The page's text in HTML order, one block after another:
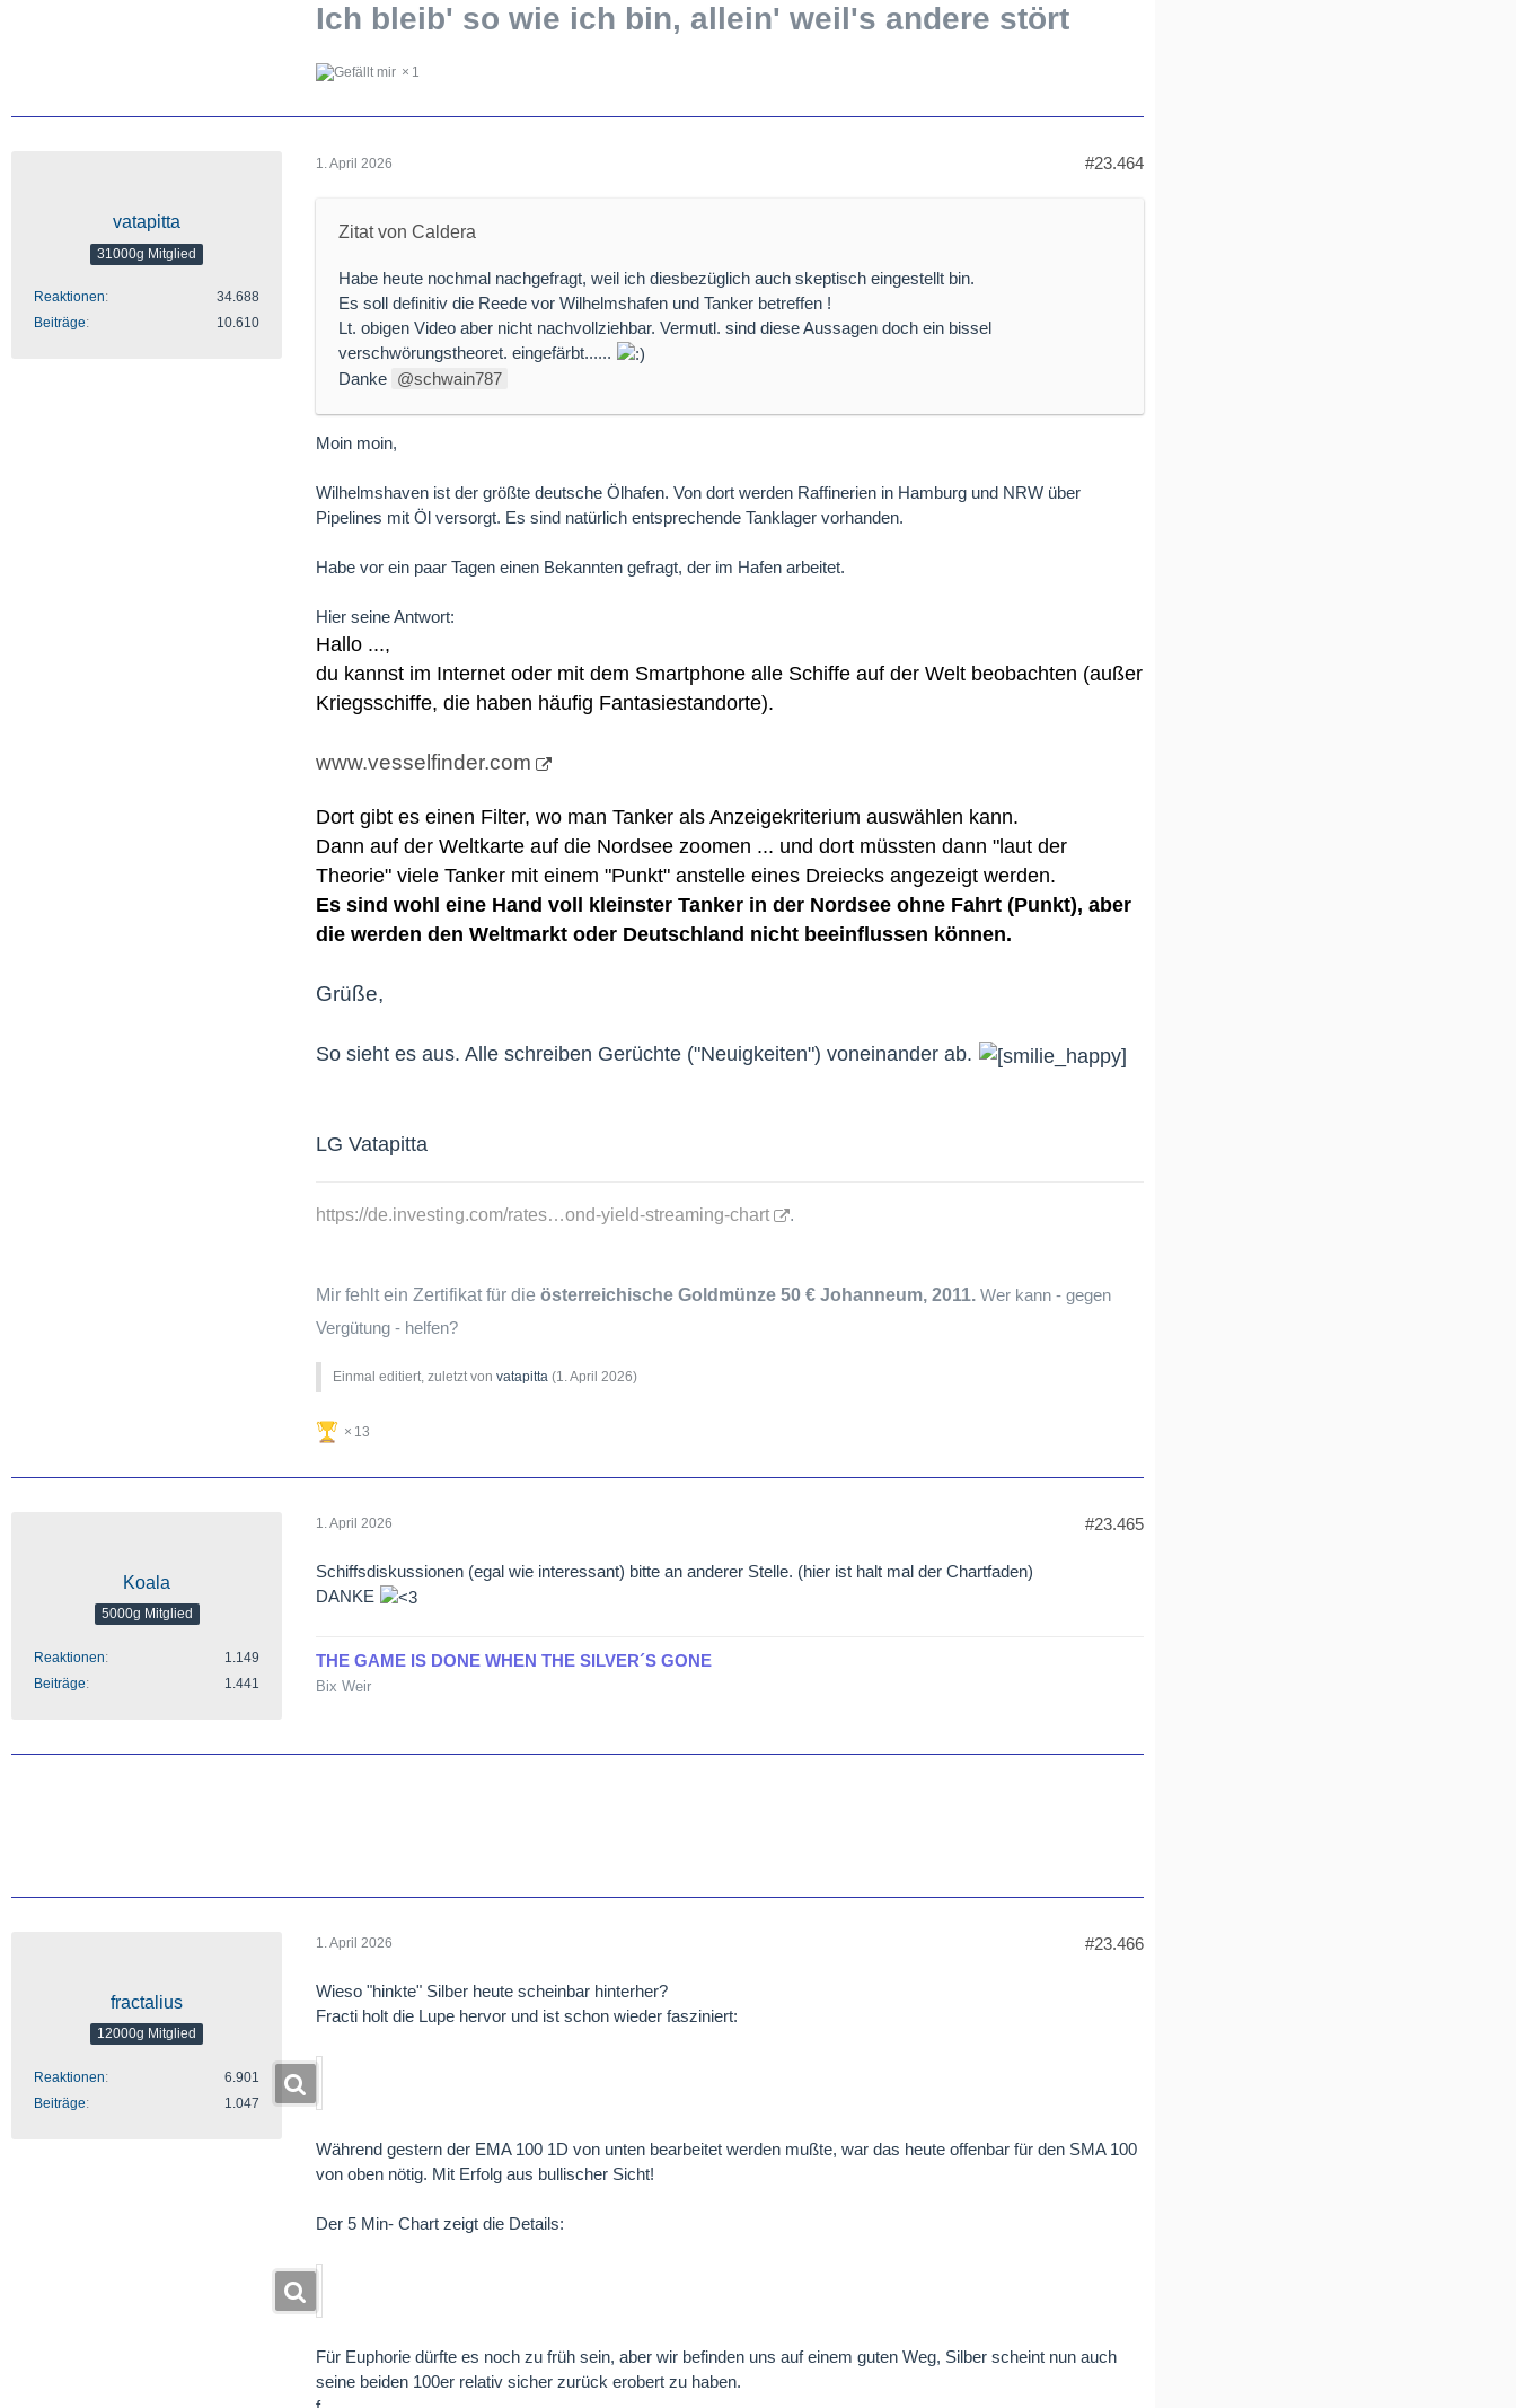
Ich bleib' so wie ich bin, allein' weil's andere stört
1
vatapitta
31000g Mitglied
Reaktionen
34.688
Beiträge
10.610
1. April 2026 #23.464
Zitat von Caldera
Habe heute nochmal nachgefragt, weil ich diesbezüglich auch skeptisch eingestellt bin.
Es soll definitiv die Reede vor Wilhelmshafen und Tanker betreffen !
Lt. obigen Video aber nicht nachvollziehbar. Vermutl. sind diese Aussagen doch ein bissel
verschwörungstheoret. eingefärbt......
Danke
schwain787
Moin moin,
Wilhelmshaven ist der größte deutsche Ölhafen. Von dort werden Raffinerien in Hamburg und NRW über
Pipelines mit Öl versorgt. Es sind natürlich entsprechende Tanklager vorhanden.
Habe vor ein paar Tagen einen Bekannten gefragt, der im Hafen arbeitet.
Hier seine Antwort:
Hallo ...,
du kannst im Internet oder mit dem Smartphone alle Schiffe auf der Welt beobachten (außer
Kriegsschiffe, die haben häufig Fantasiestandorte).
www.vesselfinder.com
Dort gibt es einen Filter, wo man Tanker als Anzeigekriterium auswählen kann.
Dann auf der Weltkarte auf die Nordsee zoomen ... und dort müssten dann "laut der
Theorie" viele Tanker mit einem "Punkt" anstelle eines Dreiecks angezeigt werden.
Es sind wohl eine Hand voll kleinster Tanker in der Nordsee ohne Fahrt (Punkt), aber
die werden den Weltmarkt oder Deutschland nicht beeinflussen können.
Grüße,
So sieht es aus. Alle schreiben Gerüchte ("Neuigkeiten") voneinander ab.
LG Vatapitta
https://de.investing.com/rates…ond-yield-streaming-chart .
Mir fehlt ein Zertifikat für die österreichische Goldmünze 50 € Johanneum, 2011. Wer kann - gegen
Vergütung - helfen?
Einmal editiert, zuletzt von vatapitta (1. April 2026)
13
Koala
5000g Mitglied
Reaktionen
1.149
Beiträge
1.441
1. April 2026 #23.465
Schiffsdiskussionen (egal wie interessant) bitte an anderer Stelle. (hier ist halt mal der Chartfaden)
DANKE
THE GAME IS DONE WHEN THE SILVER´S GONE
Bix Weir
fractalius
12000g Mitglied
Reaktionen
6.901
Beiträge
1.047
1. April 2026 #23.466
Wieso "hinkte" Silber heute scheinbar hinterher?
Fracti holt die Lupe hervor und ist schon wieder fasziniert:
Während gestern der EMA 100 1D von unten bearbeitet werden mußte, war das heute offenbar für den SMA 100
von oben nötig. Mit Erfolg aus bullischer Sicht!
Der 5 Min- Chart zeigt die Details:
Für Euphorie dürfte es noch zu früh sein, aber wir befinden uns auf einem guten Weg, Silber scheint nun auch
seine beiden 100er relativ sicher zurück erobert zu haben.